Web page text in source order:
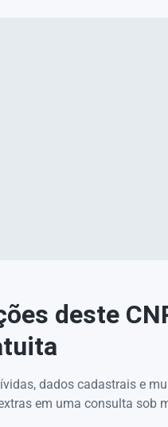
deste
dados cadastrais e
em uma consulta sob